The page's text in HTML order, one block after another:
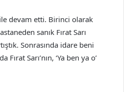
devam etti. Birinci olarak
sanık Fırat Sarı
Sonrasında idare beni
Sarı’nın, ‘Ya ben ya o’